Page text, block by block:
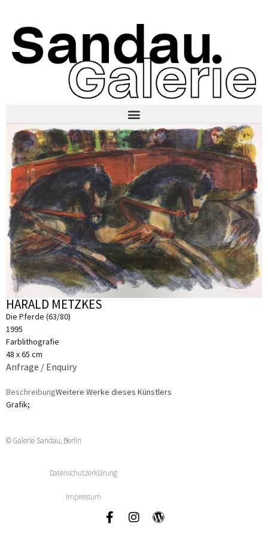
HARALD METZKES
Die Pferde (63/80)
1995
Farblithografie
48 x 65 cm
Anfrage / Enquiry
BeschreibungWeitere Werke dieses Künstlers
Grafik;
© Galerie Sandau, Berlin
Datenschutzerklärung
Impressum